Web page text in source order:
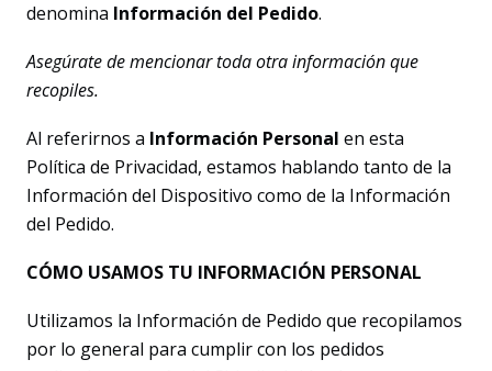
denomina Información del Pedido.
Asegúrate de mencionar toda otra información que
recopiles.
Al referirnos a Información Personal en esta
Política de Privacidad, estamos hablando tanto de la
Información del Dispositivo como de la Información
del Pedido.
CÓMO USAMOS TU INFORMACIÓN PERSONAL
Utilizamos la Información de Pedido que recopilamos
por lo general para cumplir con los pedidos